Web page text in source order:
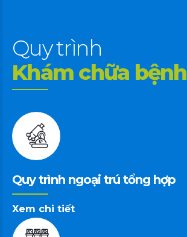
Quy trình
Khám chữa bệnh
Quy trình ngoại trú tổng hợp
Xem chi tiết